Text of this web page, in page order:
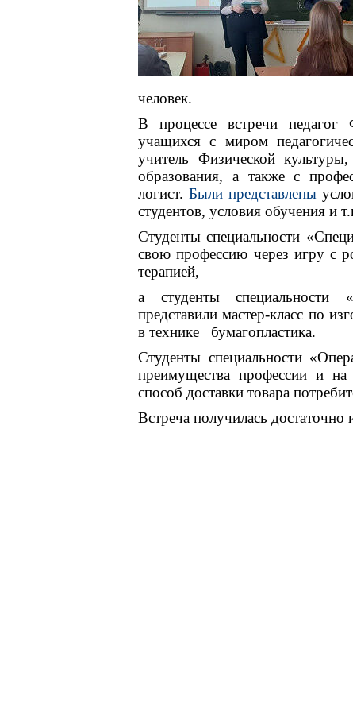
человек.
В процессе встречи педагог
учащихся с миром
учитель Физической
образования, а также с
логист.Были представлены
студентов, условия обучения и
Студенты специальности
свою профессию через игру с
терапией,
а студенты специальности
представили мастер-класс по
в технике бумагопластика.
Студенты специальности
преимущества профессии и на
способ доставки товара
Встреча получилась достаточно